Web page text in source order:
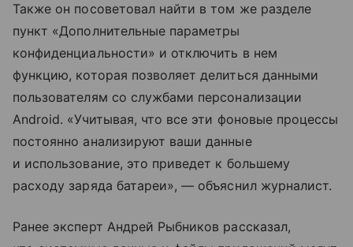
Также он посоветовал найти в том же разделе
пункт «Дополнительные параметры
конфиденциальности» и отключить в нем
функцию, которая позволяет делиться данными
пользователям со службами персонализации
Android. «Учитывая, что все эти фоновые процессы
постоянно анализируют ваши данные
и использование, это приведет к большему
расходу заряда батареи», — объяснил журналист.
Ранее эксперт Андрей Рыбников рассказал,